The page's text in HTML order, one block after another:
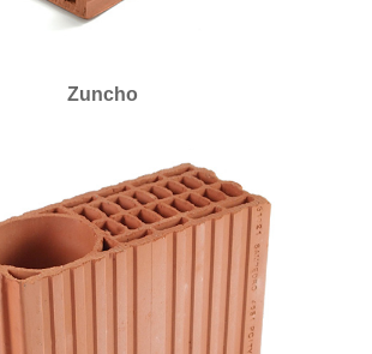
Zuncho